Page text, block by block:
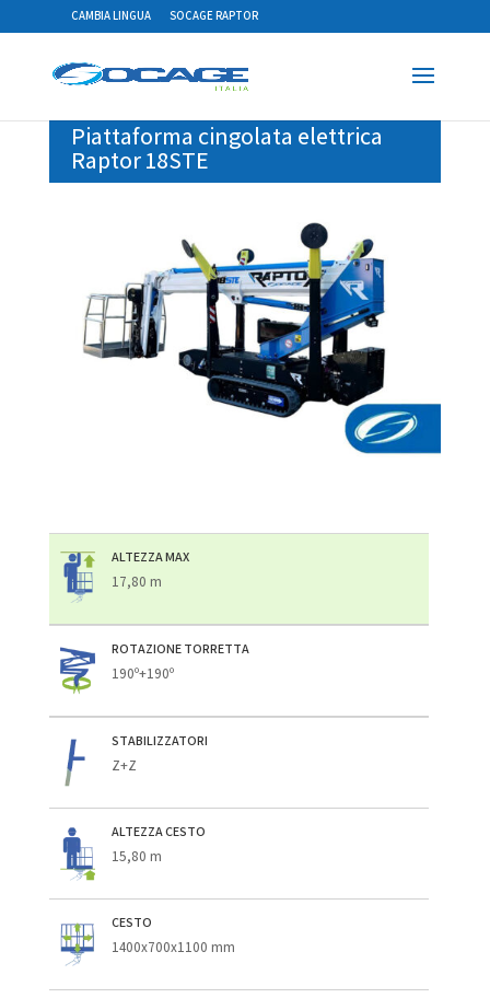
CAMBIA LINGUA SOCAGE RAPTOR
Piattaforma cingolata elettrica
Raptor 18STE
ALTEZZA MAX
17,80 m
ROTAZIONE TORRETTA
190º+190º
STABILIZZATORI
Z+Z
ALTEZZA CESTO
15,80 m
CESTO
1400x700x1100 mm